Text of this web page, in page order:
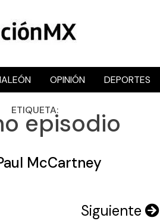
OPINIÓN DEPORTES
ETIQUETA:
episodio
McCartney
Siguiente